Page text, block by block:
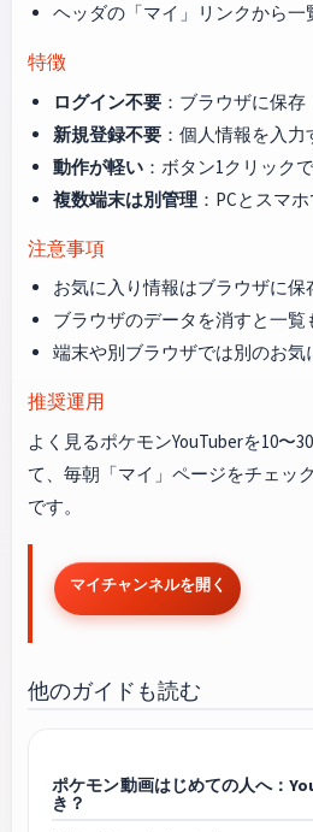
ヘッダの「マイ」リンクから一
特徴
ログイン不要：ブラウザに保存
新規登録不要：個人情報を入力
動作が軽い：ボタン1クリック
複数端末は別管理：PCとスマ
注意事項
お気に入り情報はブラウザに保
ブラウザのデータを消すと一覧
端末や別ブラウザでは別のお気
推奨運用
よく見るポケモンYouTuberを10〜
て、毎朝「マイ」ページをチェッ
です。
マイチャンネルを開く
他のガイドも読む
ポケモン動画はじめての人へ：
き？